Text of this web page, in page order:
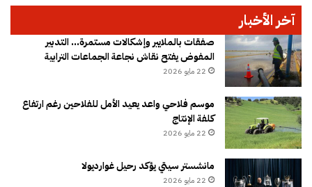
آخر الأخبار
صفقات بالملايير وإشكالات مستمرة… التدبير
المفوض يفتح نقاش نجاعة الجماعات الترابية
22 مايو 2026
موسم فلاحي واعد يعيد الأمل للفلاحين رغم ارتفاع
كلفة الإنتاج
22 مايو 2026
مانشستر سيتي يؤكد رحيل غوارديولا
22 مايو 2026